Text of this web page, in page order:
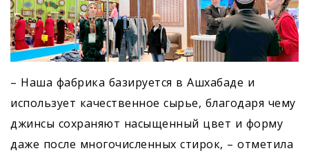
– Наша фабрика базируется в Ашхабаде и
использует качественное сырье, благодаря чему
джинсы сохраняют насыщенный цвет и форму
даже после многочисленных стирок, – отметила